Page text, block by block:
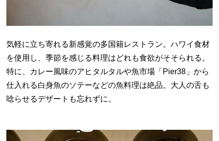
気軽に立ち寄れる新感覚の多国籍レストラン。ハワイ食材
を使用し、季節を感じる料理はどれも食欲がそそられる。
特に、カレー風味のアヒタルタルや魚市場「 Pier38 」から
仕入れる白身魚のソテーなどの魚料理は絶品。大人の舌も
唸らせるデザートも忘れずに。